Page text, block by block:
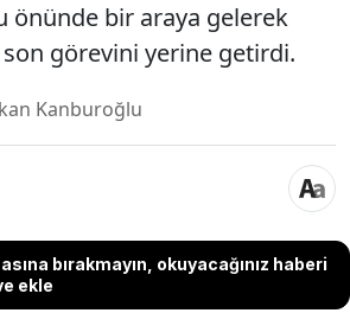
önünde bir araya gelerek
görevini yerine getirdi.
Kanburoğlu
bırakmayın, okuyacağınız haberi
ekle